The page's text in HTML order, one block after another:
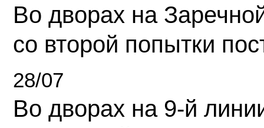
Во дворах на
со второй попытки
28/07
Во дворах на 9-й